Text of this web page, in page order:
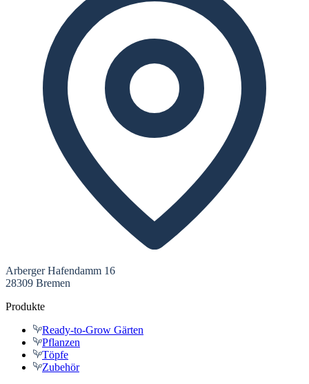
Arberger Hafendamm 16
28309 Bremen
Produkte
Ready-to-Grow Gärten
Pflanzen
Töpfe
Zubehör